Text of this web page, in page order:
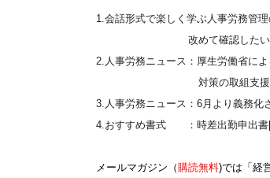
1.会話形式で楽しく学ぶ人事労務管理
改めて確認したい無期転
2.人事労務ニュース：厚生労働省に
対策の取組支援
3.人事労務ニュース：6月より義務化
4.おすすめ書式 ：時差出勤申出書
メールマガジン （購読無料)では「経